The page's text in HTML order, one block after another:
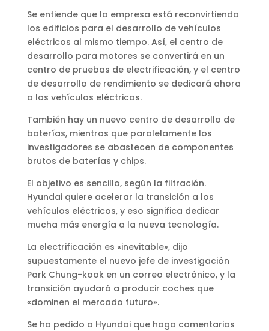
Se entiende que la empresa está reconvirtiendo
los edificios para el desarrollo de vehículos
eléctricos al mismo tiempo. Así, el centro de
desarrollo para motores se convertirá en un
centro de pruebas de electrificación, y el centro
de desarrollo de rendimiento se dedicará ahora
a los vehículos eléctricos.
También hay un nuevo centro de desarrollo de
baterías, mientras que paralelamente los
investigadores se abastecen de componentes
brutos de baterías y chips.
El objetivo es sencillo, según la filtración.
Hyundai quiere acelerar la transición a los
vehículos eléctricos, y eso significa dedicar
mucha más energía a la nueva tecnología.
La electrificación es «inevitable», dijo
supuestamente el nuevo jefe de investigación
Park Chung-kook en un correo electrónico, y la
transición ayudará a producir coches que
«dominen el mercado futuro».
Se ha pedido a Hyundai que haga comentarios